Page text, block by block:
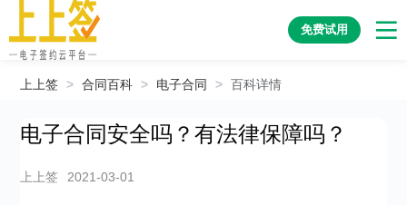
免费试用
上上签 > 合同百科 > 电子合同 > 百科详情
电子合同安全吗？有法律保障吗？
上上签 2021-03-01